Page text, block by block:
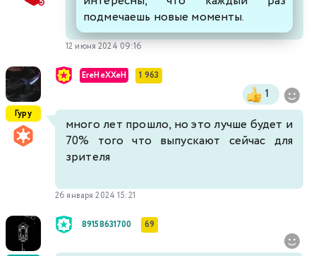
подмечаешь новые моменты.
12 июня 2024 09:16
Гуру
EreHeXXeH 1 963
1
много лет прошло, но это лучше будет и
70% того что выпускают сейчас для
зрителя
26 января 2024 15:21
89158631700 69